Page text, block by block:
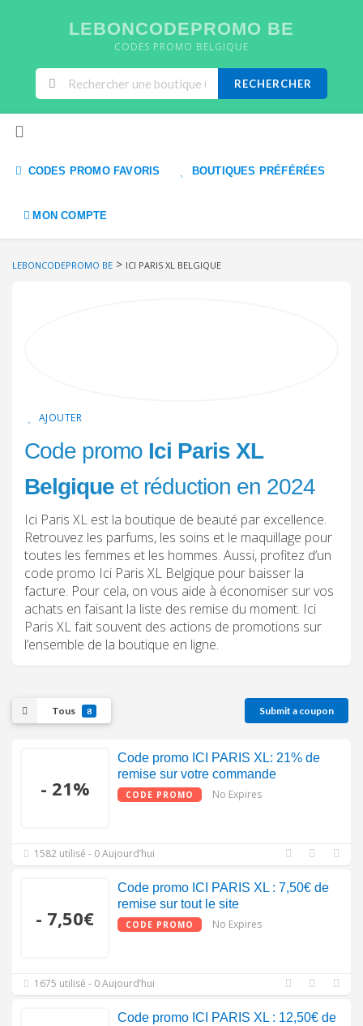
LEBONCODEPROMO BE
CODES PROMO BELGIQUE
RECHERCHER
CODES PROMO FAVORIS BOUTIQUES PRÉFÉRÉES
MON COMPTE
LEBONCODEPROMO BE > ICI PARIS XL BELGIQUE
AJOUTER
Code promo Ici Paris XL
Belgique et réduction en 2024
Ici Paris XL est la boutique de beauté par excellence.
Retrouvez les parfums, les soins et le maquillage pour
toutes les femmes et les hommes. Aussi, profitez d’un
code promo Ici Paris XL Belgique pour baisser la
facture. Pour cela, on vous aide à économiser sur vos
achats en faisant la liste des remise du moment. Ici
Paris XL fait souvent des actions de promotions sur
l’ensemble de la boutique en ligne.
Tous 8 Submit a coupon
- 21%
Code promo ICI PARIS XL: 21% de
remise sur votre commande
CODE PROMO No Expires
1582 utilisé - 0 Aujourd’hui
- 7,50€
Code promo ICI PARIS XL : 7,50€ de
remise sur tout le site
CODE PROMO No Expires
1675 utilisé - 0 Aujourd’hui
Code promo ICI PARIS XL : 12,50€ de